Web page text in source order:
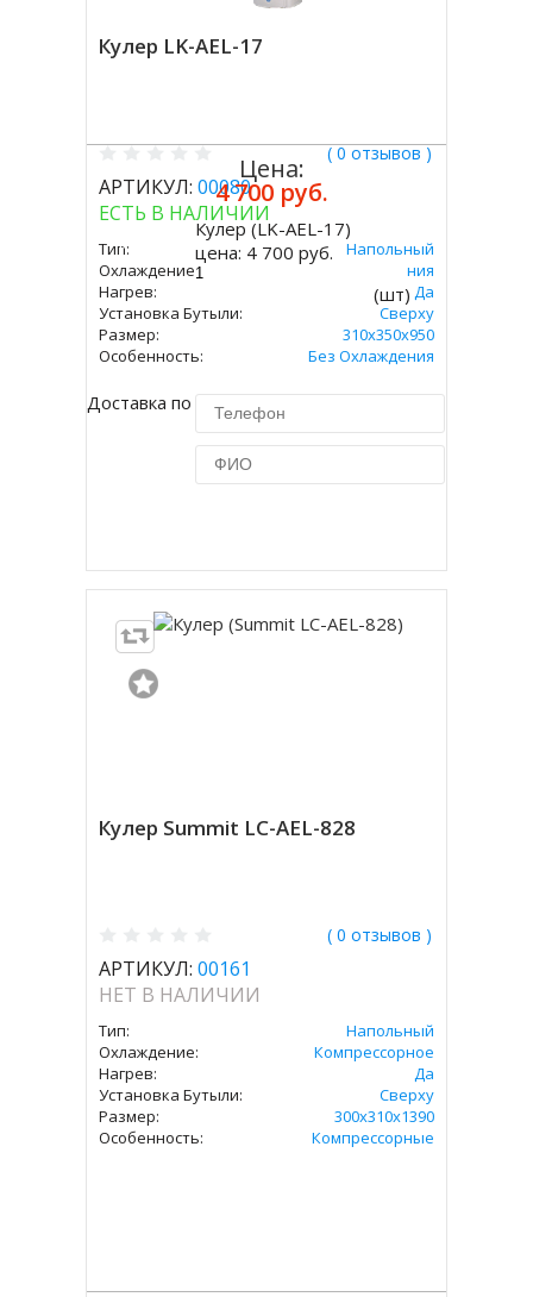
Кулер LK-AEL-17
( 0 отзывов )
АРТИКУЛ: 00080
ЕСТЬ В НАЛИЧИИ
Тип:
Напольный
Охлаждение:
Без Охлаждения
Нагрев:
Да
Установка Бутыли:
Сверху
Размер:
310х350х950
Особенность:
Без Охлаждения
Доставка по Москве 450 руб.
Цена:
4 700 руб.
Купить
Кулер (LK-AEL-17)
цена: 4 700 руб.
(шт)
Кулер Summit LC-AEL-828
( 0 отзывов )
АРТИКУЛ: 00161
НЕТ В НАЛИЧИИ
Тип:
Напольный
Охлаждение:
Компрессорное
Нагрев:
Да
Установка Бутыли:
Сверху
Размер:
300х310х1390
Особенность:
Компрессорные